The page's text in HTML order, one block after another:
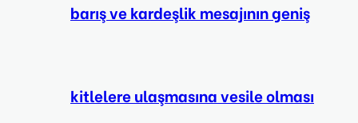
barış ve kardeşlik mesajının geniş
kitlelere ulaşmasına vesile olması